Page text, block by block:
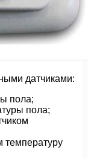
датчиками:
пола;
пола;